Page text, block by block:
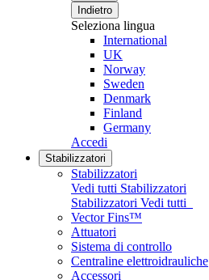
Indietro
Seleziona lingua
International
UK
Norway
Sweden
Denmark
Finland
Germany
Accedi
Stabilizzatori
Stabilizzatori
Vedi tutti Stabilizzatori
Stabilizzatori Vedi tutti
Vector Fins™
Attuatori
Sistema di controllo
Centraline elettroidrauliche
Accessori